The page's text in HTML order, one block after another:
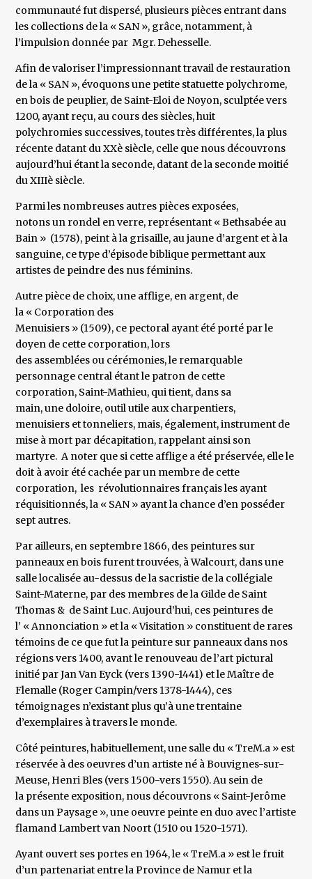
communauté fut dispersé, plusieurs pièces entrant dans
les collections de la « SAN », grâce, notamment, à
l’impulsion donnée par Mgr. Dehesselle.
Afin de valoriser l’impressionnant travail de restauration
de la « SAN », évoquons une petite statuette polychrome,
en bois de peuplier, de Saint-Eloi de Noyon, sculptée vers
1200, ayant reçu, au cours des siècles, huit
polychromies successives, toutes très différentes, la plus
récente datant du XXè siècle, celle que nous découvrons
aujourd’hui étant la seconde, datant de la seconde moitié
du XIIIè siècle.
Parmi les nombreuses autres pièces exposées,
notons un rondel en verre, représentant « Bethsabée au
Bain » (1578), peint à la grisaille, au jaune d’argent et à la
sanguine, ce type d’épisode biblique permettant aux
artistes de peindre des nus féminins.
Autre pièce de choix, une afflige, en argent, de
la « Corporation des
Menuisiers » (1509), ce pectoral ayant été porté par le
doyen de cette corporation, lors
des assemblées ou cérémonies, le remarquable
personnage central étant le patron de cette
corporation, Saint-Mathieu, qui tient, dans sa
main, une doloire, outil utile aux charpentiers,
menuisiers et tonneliers, mais, également, instrument de
mise à mort par décapitation, rappelant ainsi son
martyre. A noter que si cette afflige a été préservée, elle le
doit à avoir été cachée par un membre de cette
corporation, les révolutionnaires français les ayant
réquisitionnés, la « SAN » ayant la chance d’en posséder
sept autres.
Par ailleurs, en septembre 1866, des peintures sur
panneaux en bois furent trouvées, à Walcourt, dans une
salle localisée au-dessus de la sacristie de la collégiale
Saint-Materne, par des membres de la Gilde de Saint
Thomas & de Saint Luc. Aujourd’hui, ces peintures de
l’ « Annonciation » et la « Visitation » constituent de rares
témoins de ce que fut la peinture sur panneaux dans nos
régions vers 1400, avant le renouveau de l’art pictural
initié par Jan Van Eyck (vers 1390-1441) et le Maître de
Flemalle (Roger Campin/vers 1378-1444), ces
témoignages n’existant plus qu’à une trentaine
d’exemplaires à travers le monde.
Côté peintures, habituellement, une salle du « TreM.a » est
réservée à des oeuvres d’un artiste né à Bouvignes-sur-
Meuse, Henri Bles (vers 1500-vers 1550). Au sein de
la présente exposition, nous découvrons « Saint-Jerôme
dans un Paysage », une oeuvre peinte en duo avec l’artiste
flamand Lambert van Noort (1510 ou 1520-1571).
Ayant ouvert ses portes en 1964, le « TreM.a » est le fruit
d’un partenariat entre la Province de Namur et la